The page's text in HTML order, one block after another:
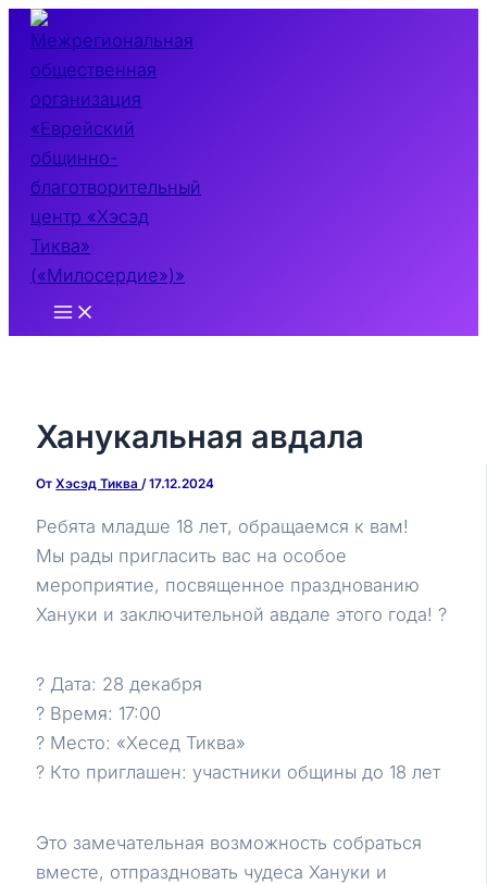
Перейти
содержимому
Main
Ханукальная авдала
ОтХэсэд Тиква/17.12.2024
Ребята младше 18 лет, обращаемся к вам!
Мы рады пригласить вас на особое
мероприятие, посвященное празднованию
Хануки и заключительной авдале этого года! ?
? Дата: 28 декабря
? Время: 17:00
? Место: «Хесед Тиква»
? Кто приглашен: участники общины до 18 лет
Это замечательная возможность собраться
вместе, отпраздновать чудеса Хануки и